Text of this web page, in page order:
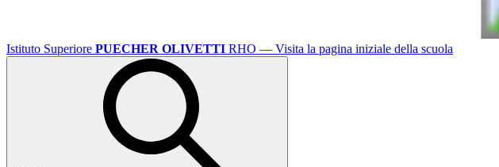
Istituto Superiore PUECHER OLIVETTI RHO — Visita la pagina iniziale della scuola